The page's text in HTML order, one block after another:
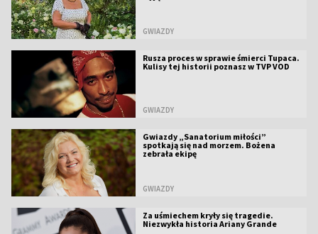
GWIAZDY
Rusza proces w sprawie śmierci Tupaca.
Kulisy tej historii poznasz w TVP VOD
GWIAZDY
Gwiazdy „Sanatorium miłości”
spotkają się nad morzem. Bożena
zebrała ekipę
GWIAZDY
Za uśmiechem kryły się tragedie.
Niezwykła historia Ariany Grande